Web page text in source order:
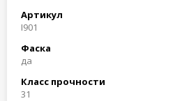
Артикул
I901
Фаска
да
Класс прочности
31